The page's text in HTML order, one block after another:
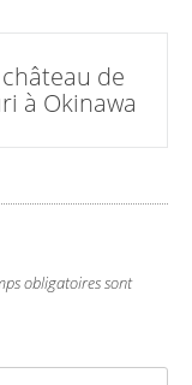
château de
à Okinawa
obligatoires sont